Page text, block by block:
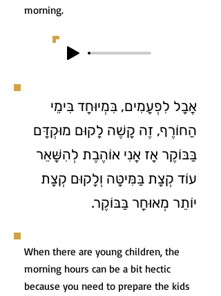
morning.
אֲבָל לִפְעָמִים, בִּמְיוּחָד בִּימֵי
הַחוֹרֶף, זֶה קָשֶׁה לָקוּם מוּקְדָּם
בַּבּוֹקֶר אָז אֲנִי אוֹהֶבֶת לְהִשָּׁאֵר
עוֹד קְצָת בַּמִּיטָּה וְלָקוּם קְצָת
יוֹתֵר מְאוּחָר בַּבּוֹקֶר.
When there are young children, the
morning hours can be a bit hectic
because you need to prepare the kids